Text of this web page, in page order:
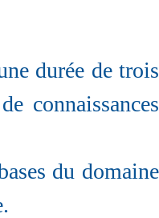
durée de trois
connaissances
du domaine